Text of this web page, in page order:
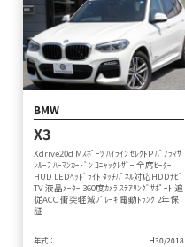
BMW
X3
Xdrive20d Mｽﾎﾟｰﾂ ﾊｲﾗｲﾝ ｾﾚｸﾄP ﾊﾟﾉﾗﾏｻ
ﾝﾙｰﾌ ﾊｰﾏﾝｶｰﾄﾞﾝ ｺﾆｬｯｸﾚｻﾞｰ 全席ﾋｰﾀｰ
HUD LEDﾍｯﾄﾞﾗｲﾄ ﾀｯﾁﾊﾟﾈﾙ対応HDDﾅﾋﾞ
TV 液晶ﾒｰﾀｰ 360度ｶﾒﾗ ｽﾃｱﾘﾝｸﾞｻﾎﾟｰﾄ 追
従ACC 衝突軽減ﾌﾞﾚｰｷ 電動ﾄﾗﾝｸ 2年保
証
年式：
H30/2018